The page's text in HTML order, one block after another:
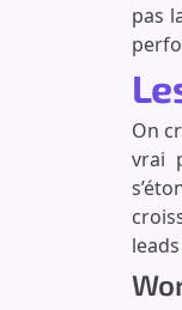
pas
On
vrai